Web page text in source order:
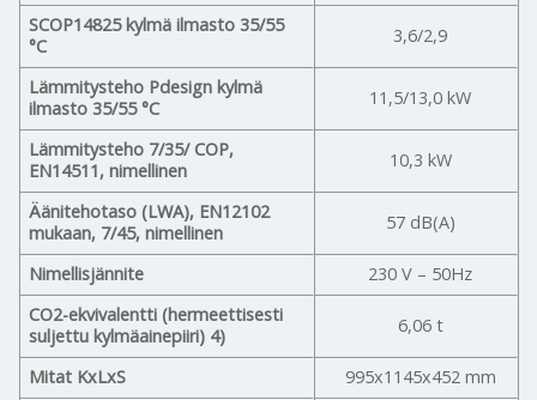
SCOP14825 kylmä ilmasto 35/55
°C
3,6/2,9
Lämmitysteho Pdesign kylmä
ilmasto 35/55 °C
11,5/13,0 kW
Lämmitysteho 7/35/ COP,
EN14511, nimellinen
10,3 kW
Äänitehotaso (LWA), EN12102
mukaan, 7/45, nimellinen
57 dB(A)
Nimellisjännite
230 V – 50Hz
CO2-ekvivalentti (hermeettisesti
suljettu kylmäainepiiri) 4)
6,06 t
Mitat KxLxS
995x1145x452 mm